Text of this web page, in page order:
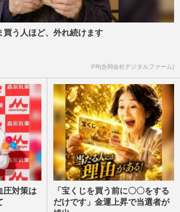
買う人ほど、外れ続けます
PR(合同会社デジタルファーム)
圧対策は
「宝くじを買う前に〇〇をする
だけです」金運上昇で当選者が